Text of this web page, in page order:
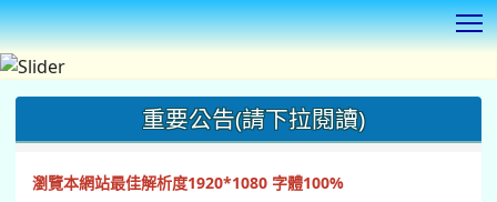
重要公告(請下拉閱讀)
瀏覽本網站最佳解析度1920*1080 字體100%